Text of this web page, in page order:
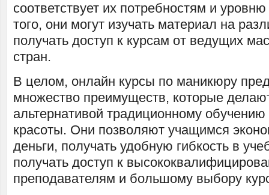
соответствует их потребностям и
того, они могут изучать материал на
получать доступ к курсам от ведущих
стран.
В целом, онлайн курсы по маникюру
множество преимуществ, которые
альтернативой традиционному
красоты. Они позволяют учащимся
деньги, получать удобную гибкость в
получать доступ к
преподавателям и большому выбору